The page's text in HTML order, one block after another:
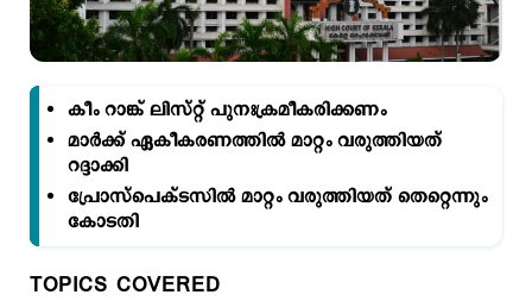
TOPICS COVERED
കീം റാങ്ക് ലിസ്റ്റ് പുനഃക്രമീകരിക്കണം‌
മാര്‍ക്ക് ഏകീകരണത്തില്‍ മാറ്റം വരുത്തിയത്
റദ്ദാക്കി‌‌
പ്രോസ്പെക്ടസില്‍ മാറ്റം വരുത്തിയത് തെറ്റെന്നും
കോടതി